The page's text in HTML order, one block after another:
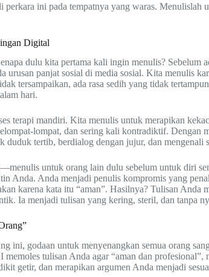
ini pada tempatnya yang waras. Menulislah
Digital
dulu kita pertama kali ingin menulis? Sebelum
urusan panjat sosial di media sosial. Kita menulis
tersampaikan, ada rasa sedih yang tidak
hari.
terapi mandiri. Kita menulis untuk merapikan
lompat, dan sering kali kontradiktif. Dengan
duduk tertib, berdialog dengan jujur, dan mengenali
untuk orang lain dulu sebelum untuk diri
Anda. Anda menjadi penulis kompromis yang
karena kata itu “aman”. Hasilnya? Tulisan Anda
Ia menjadi tulisan yang kering, steril, dan tanpa
ini, godaan untuk menyenangkan semua orang
tulisan Anda agar “aman dan profesional”,
getir, dan merapikan argumen Anda menjadi